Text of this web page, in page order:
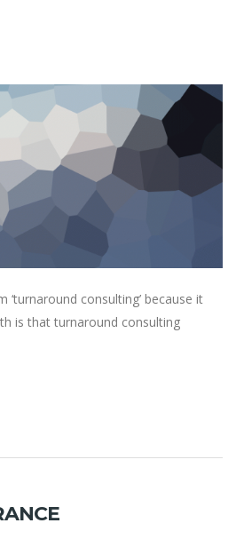
‘turnaround consulting’ because it
is that turnaround consulting